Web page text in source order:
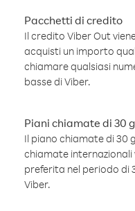
Pacchetti di credito
Il credito Viber Out
acquisti un importo
chiamare qualsiasi
basse di Viber.
Piani chiamate di 30
Il piano chiamate di 30
chiamate
preferita nel periodo di
Viber.